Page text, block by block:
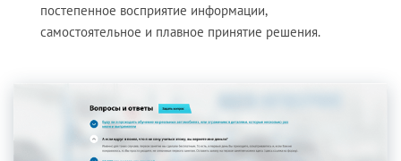
постепенное восприятие информации,
самостоятельное и плавное принятие решения.